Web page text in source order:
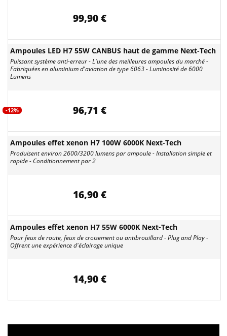
99,90 €
Ampoules LED H7 55W CANBUS haut de gamme Next-Tech
Puissant système anti-erreur - L'une des meilleures ampoules du marché -
Fabriquées en aluminium d'aviation de type 6063 - Luminosité de 6000
Lumens
-12% 96,71 €
Ampoules effet xenon H7 100W 6000K Next-Tech
Produisent environ 2600/3200 lumens par ampoule - Installation simple et
rapide - Conditionnement par 2
16,90 €
Ampoules effet xenon H7 55W 6000K Next-Tech
Pour feux de route, feux de croisement ou antibrouillard - Plug and Play -
Offrent une expérience d'éclairage unique
14,90 €